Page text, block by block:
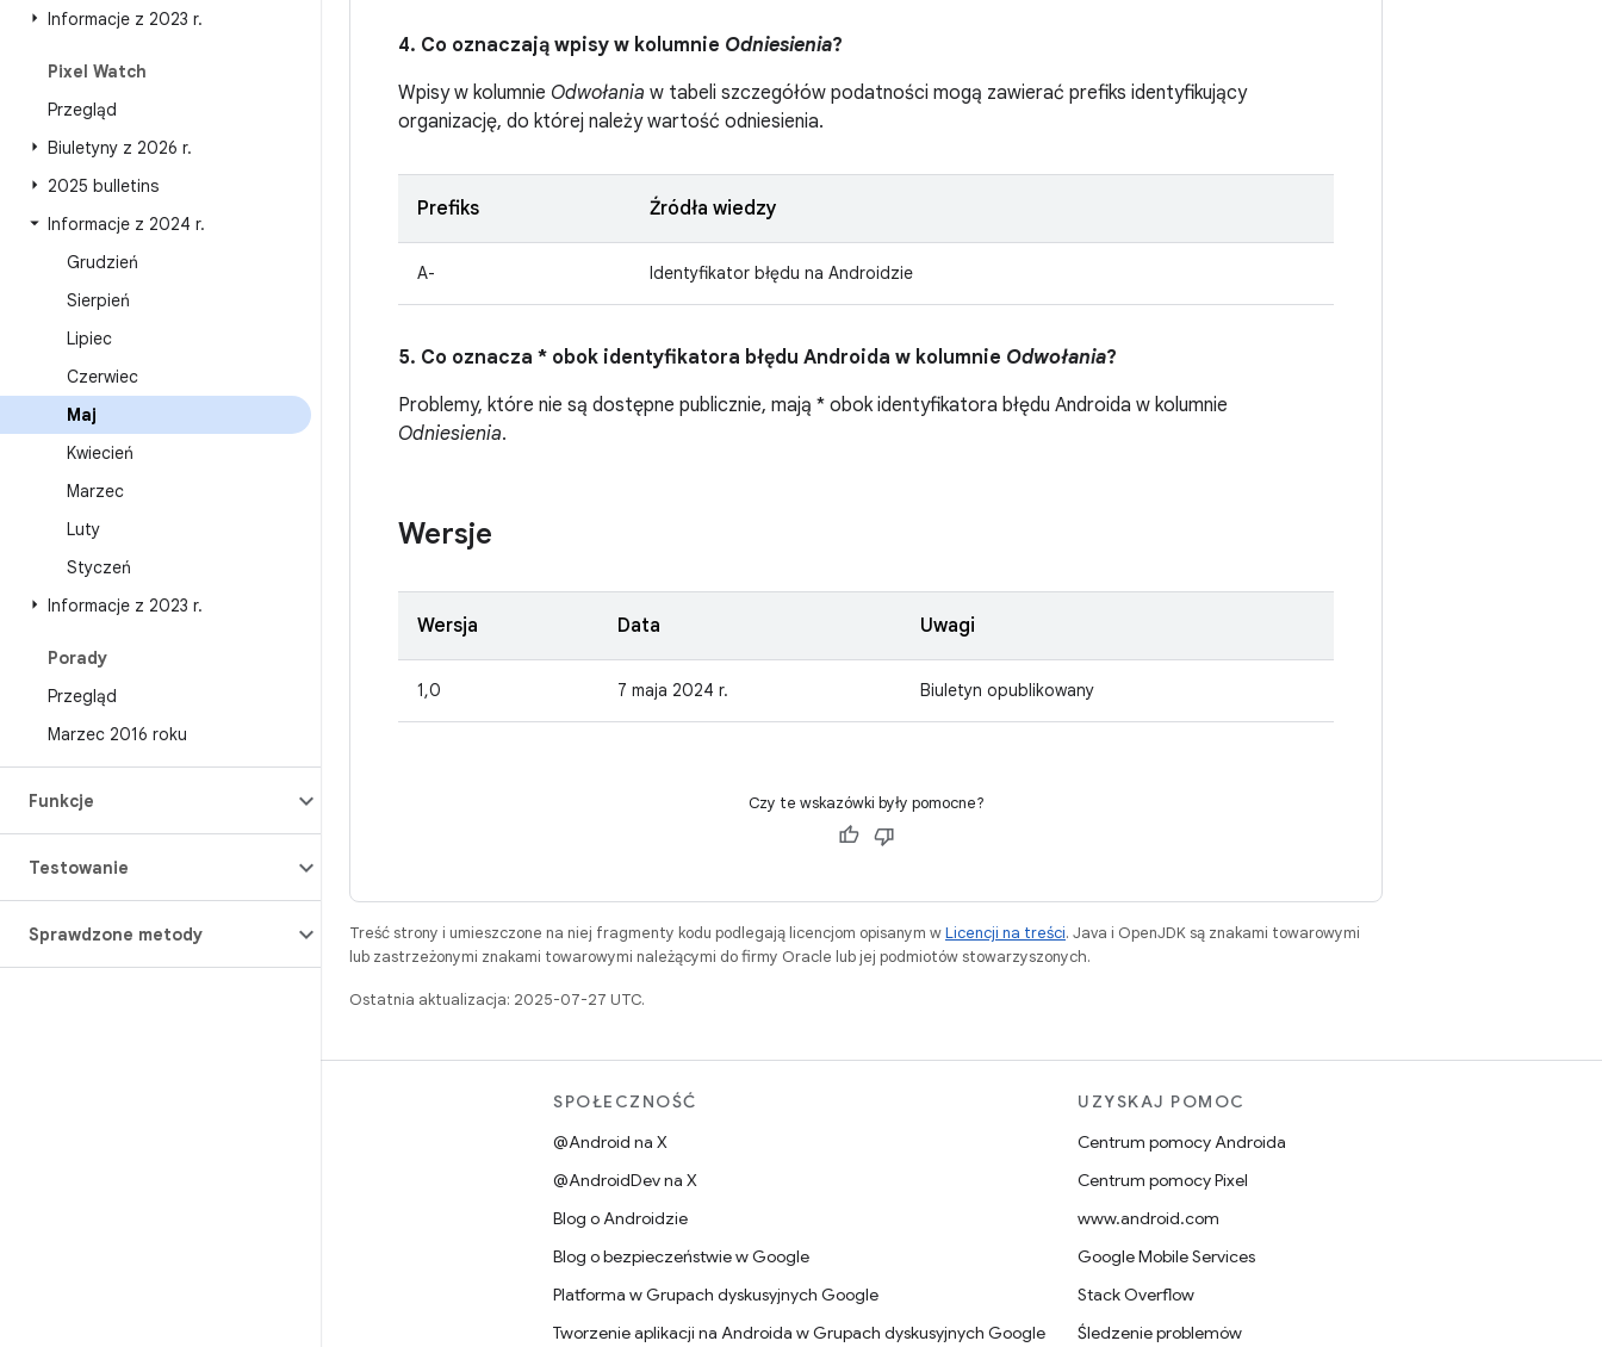
Informacje z 2023 r.
Pixel Watch
Przegląd
Biuletyny z 2026 r.
2025 bulletins
Informacje z 2024 r.
Grudzień
Sierpień
Lipiec
Czerwiec
Maj
Kwiecień
Marzec
Luty
Styczeń
Informacje z 2023 r.
Porady
Przegląd
Marzec 2016 roku
Funkcje
Testowanie
Sprawdzone metody
4. Co oznaczają wpisy w kolumnie Odniesienia?
Wpisy w kolumnie Odwołania w tabeli szczegółów podatności mogą zawierać prefiks identyfikujący
organizację, do której należy wartość odniesienia.
Prefiks Źródła wiedzy
A- Identyfikator błędu na Androidzie
5. Co oznacza * obok identyfikatora błędu Androida w kolumnie Odwołania?
Problemy, które nie są dostępne publicznie, mają * obok identyfikatora błędu Androida w kolumnie
Odniesienia.
Wersje
Wersja Data Uwagi
1,0 7 maja 2024 r. Biuletyn opublikowany
Czy te wskazówki były pomocne?
Treść strony i umieszczone na niej fragmenty kodu podlegają licencjom opisanym wLicencji na treści. Java i OpenJDK są znakami towarowymi
lub zastrzeżonymi znakami towarowymi należącymi do firmy Oracle lub jej podmiotów stowarzyszonych.
Ostatnia aktualizacja: 2025-07-27 UTC.
SPOŁECZNOŚĆ
@Android na X
@AndroidDev na X
Blog o Androidzie
Blog o bezpieczeństwie w Google
Platforma w Grupach dyskusyjnych Google
Tworzenie aplikacji na Androida w Grupach dyskusyjnych Google
UZYSKAJ POMOC
Centrum pomocy Androida
Centrum pomocy Pixel
www.android.com
Google Mobile Services
Stack Overflow
Śledzenie problemów